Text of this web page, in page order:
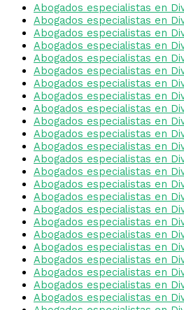
Abogados especialistas en
Abogados especialistas en
Abogados especialistas en
Abogados especialistas en
Abogados especialistas en
Abogados especialistas en
Abogados especialistas en
Abogados especialistas en
Abogados especialistas en
Abogados especialistas en
Abogados especialistas en
Abogados especialistas en
Abogados especialistas en
Abogados especialistas en
Abogados especialistas en
Abogados especialistas en
Abogados especialistas en
Abogados especialistas en
Abogados especialistas en
Abogados especialistas en
Abogados especialistas en
Abogados especialistas en
Abogados especialistas en
Abogados especialistas en